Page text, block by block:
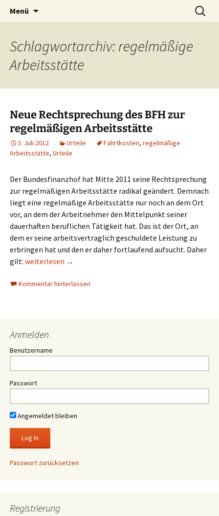
Menü
Suchen
nach:
Schlagwortarchiv: regelmäßige
Arbeitsstätte
Neue Rechtsprechung des BFH zur
regelmäßigen Arbeitsstätte
3. Juli 2012 Urteile Fahrtkosten, regelmäßige
Arbeitsstätte, Urteile
Der Bundesfinanzhof hat Mitte 2011 seine Rechtsprechung
zur regelmäßigen Arbeitsstätte radikal geändert. Demnach
liegt eine regelmäßige Arbeitsstätte nur noch an dem Ort
vor, an dem der Arbeitnehmer den Mittelpunkt seiner
dauerhaften beruflichen Tätigkeit hat. Das ist der Ort, an
dem er seine arbeitsvertraglich geschuldete Leistung zu
erbringen hat und den er daher fortlaufend aufsucht. Daher
gilt: Neue Rechtsprechung des BFH zur regelmäßigen
weiterlesen →
Kommentar hinterlassen
Anmelden
Benutzername
Passwort
Angemeldet bleiben
Passwort zurücksetzen
Registrierung